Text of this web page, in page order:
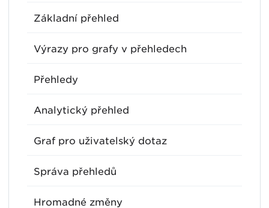
Základní přehled
Výrazy pro grafy v přehledech
Přehledy
Analytický přehled
Graf pro uživatelský dotaz
Správa přehledů
Hromadné změny